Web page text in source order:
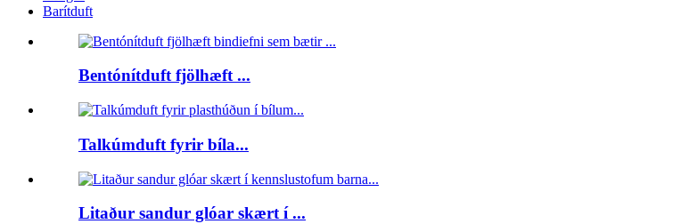
Barítduft
Bentónítduft fjölhæft ...
Talkúmduft fyrir bíla...
Litaður sandur glóar skært í ...